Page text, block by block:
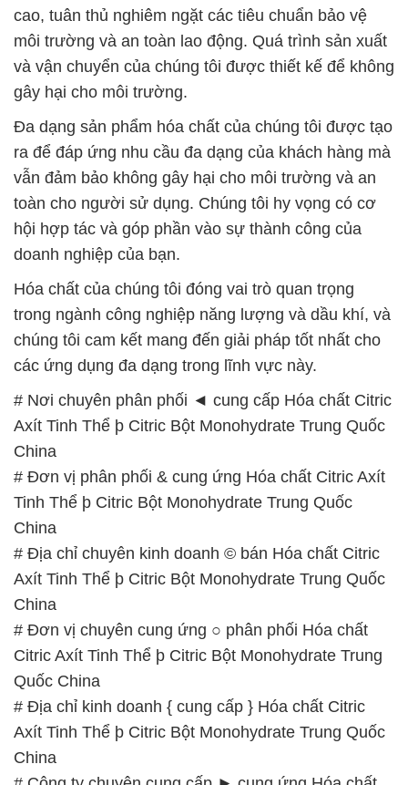
cao, tuân thủ nghiêm ngặt các tiêu chuẩn bảo vệ
môi trường và an toàn lao động. Quá trình sản xuất
và vận chuyển của chúng tôi được thiết kế để không
gây hại cho môi trường.
Đa dạng sản phẩm hóa chất của chúng tôi được tạo
ra để đáp ứng nhu cầu đa dạng của khách hàng mà
vẫn đảm bảo không gây hại cho môi trường và an
toàn cho người sử dụng. Chúng tôi hy vọng có cơ
hội hợp tác và góp phần vào sự thành công của
doanh nghiệp của bạn.
Hóa chất của chúng tôi đóng vai trò quan trọng
trong ngành công nghiệp năng lượng và dầu khí, và
chúng tôi cam kết mang đến giải pháp tốt nhất cho
các ứng dụng đa dạng trong lĩnh vực này.
# Nơi chuyên phân phối ◄ cung cấp Hóa chất Citric
Axít Tinh Thể þ Citric Bột Monohydrate Trung Quốc
China
# Đơn vị phân phối & cung ứng Hóa chất Citric Axít
Tinh Thể þ Citric Bột Monohydrate Trung Quốc
China
# Địa chỉ chuyên kinh doanh © bán Hóa chất Citric
Axít Tinh Thể þ Citric Bột Monohydrate Trung Quốc
China
# Đơn vị chuyên cung ứng ○ phân phối Hóa chất
Citric Axít Tinh Thể þ Citric Bột Monohydrate Trung
Quốc China
# Địa chỉ kinh doanh { cung cấp } Hóa chất Citric
Axít Tinh Thể þ Citric Bột Monohydrate Trung Quốc
China